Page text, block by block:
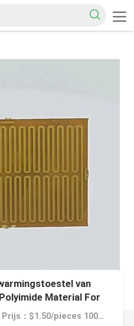
van
Material For
Prijs：$1.50/pieces 100-199 pieces